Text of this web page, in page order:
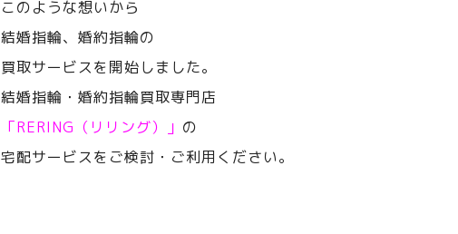
このような想いから
結婚指輪、婚約指輪の
買取サービスを開始しました。
結婚指輪・婚約指輪買取専門店
「RERING（リリング）」 の
宅配サービスをご検討・ご利用ください。